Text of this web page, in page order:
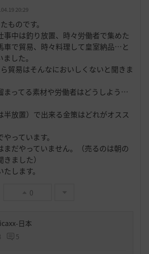
り
20:29
ものです。
事中は釣り放置、時々労働者で集めた
で貿易、時々料理して皇室納品…と
した。
貿易はそんなにおいしくないと聞きま
まってる素材や労働者はどうしよう…
半放置）で出来る金策はどれがオスス
っています。
まだやっていません。（売るのは朝の
ました）
します。
0
日本
5